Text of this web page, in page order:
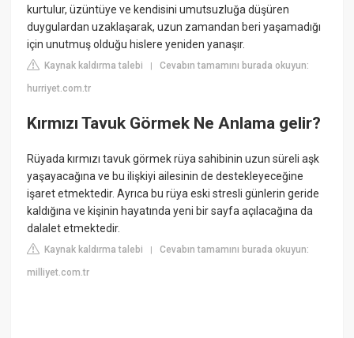
kurtulur, üzüntüye ve kendisini umutsuzluğa düşüren
duygulardan uzaklaşarak, uzun zamandan beri yaşamadığı
için unutmuş olduğu hislere yeniden yanaşır.
Kaynak kaldırma talebi |Cevabın tamamını burada okuyun:
hurriyet.com.tr
Kırmızı Tavuk Görmek Ne Anlama gelir?
Rüyada kırmızı tavuk görmek rüya sahibinin uzun süreli aşk
yaşayacağına ve bu ilişkiyi ailesinin de destekleyeceğine
işaret etmektedir. Ayrıca bu rüya eski stresli günlerin geride
kaldığına ve kişinin hayatında yeni bir sayfa açılacağına da
dalalet etmektedir.
Kaynak kaldırma talebi |Cevabın tamamını burada okuyun:
milliyet.com.tr